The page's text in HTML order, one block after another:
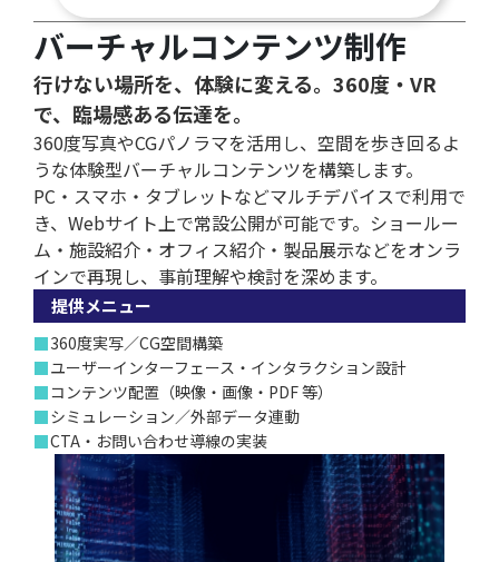
バーチャルコンテンツ制作
行けない場所を、体験に変える。360度・VR
で、臨場感ある伝達を。
360度写真やCGパノラマを活用し、空間を歩き回るよ
うな体験型バーチャルコンテンツを構築します。
PC・スマホ・タブレットなどマルチデバイスで利用で
き、Webサイト上で常設公開が可能です。ショールー
ム・施設紹介・オフィス紹介・製品展示などをオンラ
インで再現し、事前理解や検討を深めます。
提供メニュー
■360度実写／CG空間構築
■ユーザーインターフェース・インタラクション設計
■コンテンツ配置（映像・画像・PDF 等）
■シミュレーション／外部データ連動
■CTA・お問い合わせ導線の実装